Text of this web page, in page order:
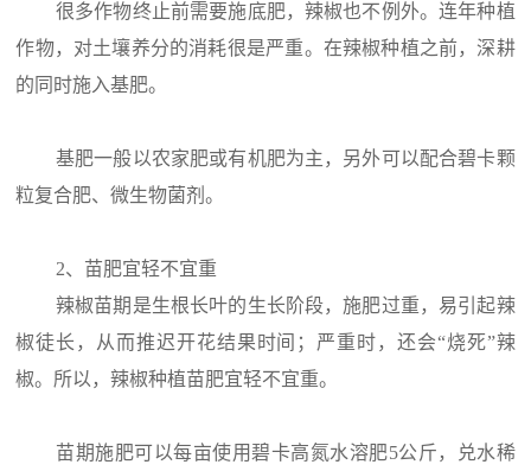
很多作物终止前需要施底肥，辣椒也不例外。连年种植
作物，对土壤养分的消耗很是严重。在辣椒种植之前，深耕
的同时施入基肥。
基肥一般以农家肥或有机肥为主，另外可以配合碧卡颗
粒复合肥、微生物菌剂。
2、苗肥宜轻不宜重
辣椒苗期是生根长叶的生长阶段，施肥过重，易引起辣
椒徒长，从而推迟开花结果时间；严重时，还会“烧死”辣
椒。所以，辣椒种植苗肥宜轻不宜重。
苗期施肥可以每亩使用碧卡高氮水溶肥5公斤，兑水稀